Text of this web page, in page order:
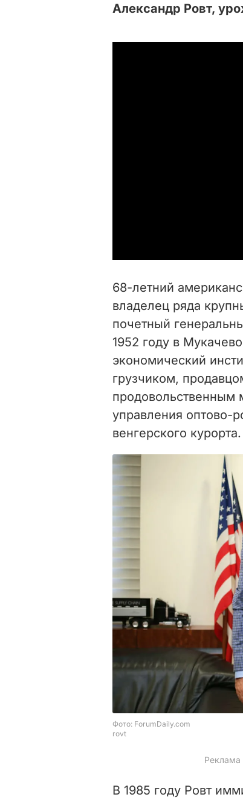
Александр Ровт,
68-летний
владелец ряда
почетный
1952 году в
экономический
грузчиком,
продовольственным
управления оптово-
венгерского курорта.
В 1985 году Ровт